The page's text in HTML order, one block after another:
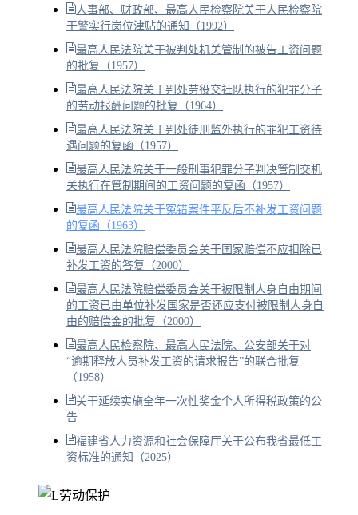
人事部、财政部、最高人民检察院关于人民检察院
干警实行岗位津贴的通知（1992）
最高人民法院关于被判处机关管制的被告工资问题
的批复（1957）
最高人民法院关于判处劳役交社队执行的犯罪分子
的劳动报酬问题的批复（1964）
最高人民法院关于判处徒刑监外执行的罪犯工资待
遇问题的复函（1957）
最高人民法院关于一般刑事犯罪分子判决管制交机
关执行在管制期间的工资问题的复函（1957）
最高人民法院关于冤错案件平反后不补发工资问题
的复函（1963）
最高人民法院赔偿委员会关于国家赔偿不应扣除已
补发工资的答复（2000）
最高人民法院赔偿委员会关于被限制人身自由期间
的工资已由单位补发国家是否还应支付被限制人身自
由的赔偿金的批复（2000）
最高人民检察院、最高人民法院、公安部关于对
“逾期释放人员补发工资的请求报告”的联合批复
（1958）
关于延续实施全年一次性奖金个人所得税政策的公
告
福建省人力资源和社会保障厅关于公布我省最低工
资标准的通知（2025）